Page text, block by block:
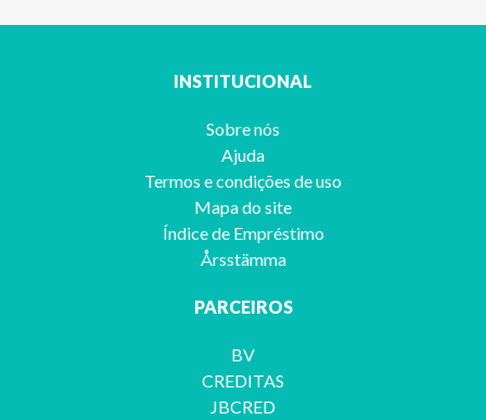
INSTITUCIONAL
Sobre nós
Ajuda
Termos e condições de uso
Mapa do site
Índice de Empréstimo
Årsstämma
PARCEIROS
BV
CREDITAS
JBCRED